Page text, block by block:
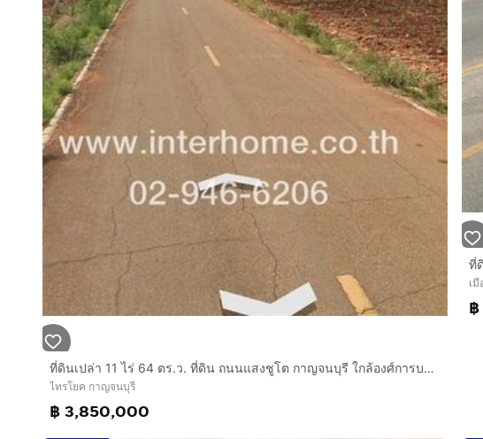
ที่ดินเปล่า 11 ไร่ 64 ตร.ว. ที่ดิน ถนนแสงชูโต กาญจนบุรี ใกล้องศ์การบริหารส่วนตำบลสิงห์ ถนนแสงชูโต ถนนท่ากิเลน ไทรโยค กาญจนบุรี
ไทรโยค กาญจนบุรี
฿ 3,850,000
เ